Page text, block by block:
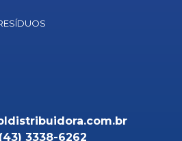
(43) 3338-6262